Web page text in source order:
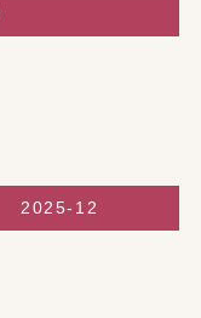
2025-12